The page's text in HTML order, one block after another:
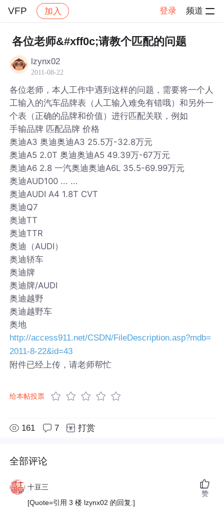
VFP 加入 登录 频道
社区 VFP 帖子详情
各位老师&#xff0c;请教个匹配的问题
lzynx02
2011-08-22
各位老师，本人工作中遇到这样的问题，需要将一个人
工输入的汽车品牌表（人工输入难免有错哦）和另外一
个表（正确的品牌和价值）进行匹配关联，例如
手输品牌 匹配品牌 价格
奥迪A3 奥迪奥迪A3 25.5万-32.8万元
奥迪A5 2.0T 奥迪奥迪A5 49.39万-67万元
奥迪A6 2.8 一汽奥迪奥迪A6L 35.5-69.99万元
奥迪AUD100 ... ...
奥迪AUDI A4 1.8T CVT
奥迪Q7
奥迪TT
奥迪TTR
奥迪（AUDI）
奥迪轿车
奥迪牌
奥迪牌/AUDI
奥迪越野
奥迪越野车
奥地
http://access911.net/CSDN/FileDescription.asp?mdb=
2011-8-22&id=43
附件已经上传，请老师帮忙
给本帖投票
161 7 打赏
全部评论
十豆三
[Quote=引用 3 楼 lzynx02 的回复:]
赞